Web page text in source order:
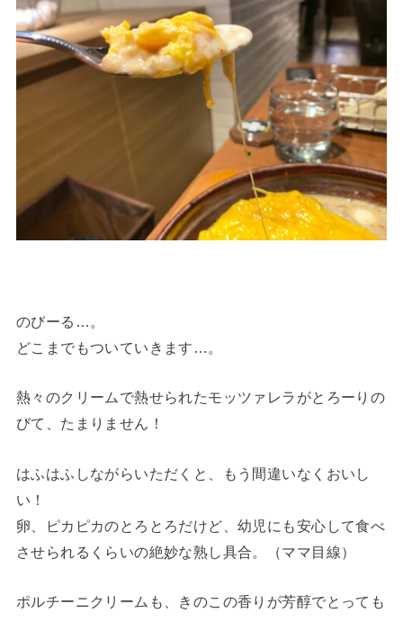
のびーる…。
どこまでもついていきます…。
熱々のクリームで熱せられたモッツァレラがとろーりの
びて、たまりません！
はふはふしながらいただくと、もう間違いなくおいし
い！
卵、ピカピカのとろとろだけど、幼児にも安心して食べ
させられるくらいの絶妙な熟し具合。（ママ目線）
ポルチーニクリームも、きのこの香りが芳醇でとっても